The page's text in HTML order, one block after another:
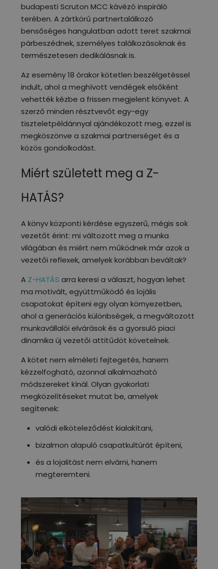
budapesti Scruton MCC kávézó inspiráló
terében. A zártkörű partnertalálkozó
bensőséges hangulatban adott teret szakmai
párbeszédnek, személyes találkozásoknak és
természetesen dedikálásnak is.
Az esemény 18 órakor kötetlen beszélgetéssel
indult, ahol a meghívott vendégek elsőként
vehették kézbe a frissen megjelent könyvet. A
szerző minden résztvevőt egy-egy
tiszteletpéldánnyal ajándékozott meg, ezzel is
megköszönve a szakmai partnerséget és a
közös gondolkodást.
Miért született meg a Z-
HATÁS?
A könyv központi kérdése egyszerű, mégis sok
vezetőt érint: mi változott meg a munka
világában és miért nem működnek már azok a
vezetői reflexek, amelyek korábban beváltak?
A Z-HATÁS arra keresi a választ, hogyan lehet
ma motivált, együttműködő és lojális
csapatokat építeni egy olyan környezetben,
ahol a generációs különbségek, a megváltozott
munkavállalói elvárások és a gyorsuló piaci
dinamika új vezetői attitűdöt követelnek.
A kötet nem elméleti fejtegetés, hanem
kézzelfogható, azonnal alkalmazható
módszereket kínál. Olyan gyakorlati
megközelítéseket mutat be, amelyek
segítenek:
valódi elköteleződést kialakítani,
bizalmon alapuló csapatkultúrát építeni,
és a lojalitást nem elvárni, hanem
megteremteni.